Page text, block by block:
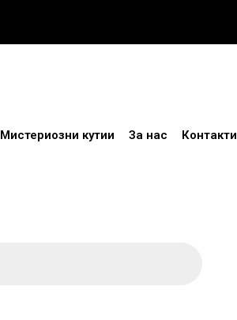
Мистериозни кутии За нас Контакти